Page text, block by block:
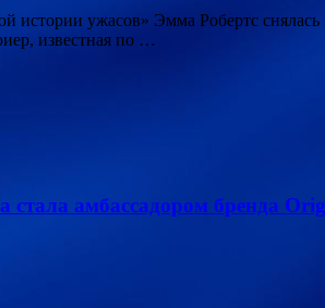
истории ужасов» Эмма Робертс
известная по …
стала амбассадором бренда